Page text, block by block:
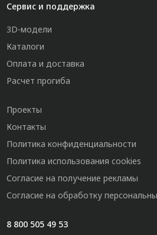
Сервис и поддержка
3D-модели
Каталоги
Оплата и доставка
Расчет прогиба
Проекты
Контакты
Политика конфиденциальности
Политика использования cookies
Согласие на получение рекламы
Согласие на обработку
8 800 505 49 53